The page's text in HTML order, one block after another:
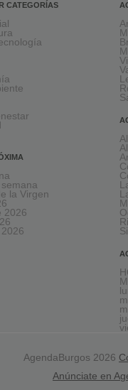
CATEGORÍAS
la Virgen
2026
AgendaBurgos 2026
Anúnciate en